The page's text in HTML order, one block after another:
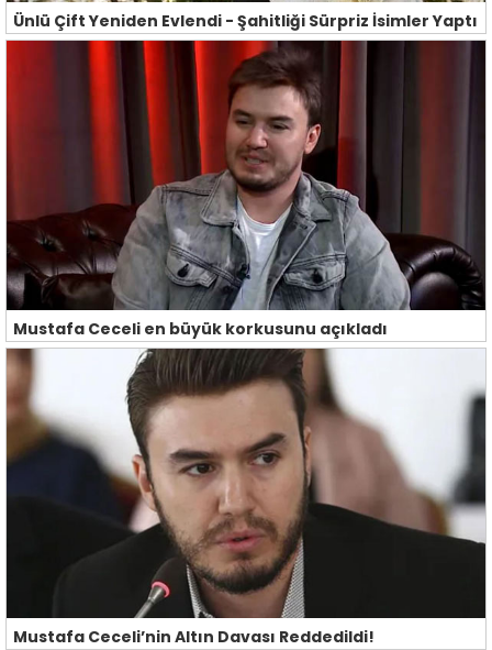
Ünlü Çift Yeniden Evlendi - Şahitliği Sürpriz İsimler Yaptı
Mustafa Ceceli en büyük korkusunu açıkladı
Mustafa Ceceli’nin Altın Davası Reddedildi!